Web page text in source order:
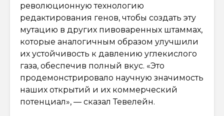
революционную технологию
редактирования генов, чтобы создать эту
мутацию в других пивоваренных штаммах,
которые аналогичным образом улучшили
их устойчивость к давлению углекислого
газа, обеспечив полный вкус. «Это
продемонстрировало научную значимость
наших открытий и их коммерческий
потенциал», — сказал Тевелейн.